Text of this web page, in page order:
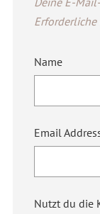
Name
Email
Nutzt du die